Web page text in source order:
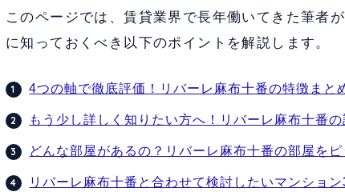
このページでは、賃貸業界で長年働いてきた筆者
に知っておくべき以下のポイントを解説します。
4つの軸で徹底評価！リバーレ麻布十番の特徴まと
もう少し詳しく知りたい方へ！リバーレ麻布十番の
どんな部屋があるの？リバーレ麻布十番の部屋をピ
リバーレ麻布十番と合わせて検討したいマンション